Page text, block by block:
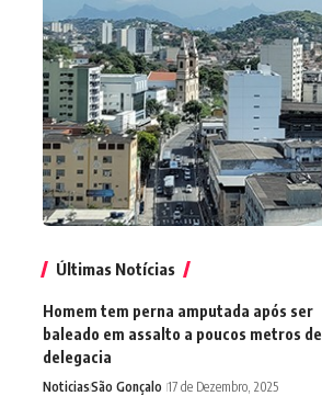
Últimas Notícias
Homem tem perna amputada após ser
baleado em assalto a poucos metros de
delegacia
NoticiasSão Gonçalo 17 de Dezembro, 2025